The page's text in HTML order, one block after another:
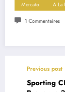
Mercato A La
1 Commentaires
Previous post
Sporting